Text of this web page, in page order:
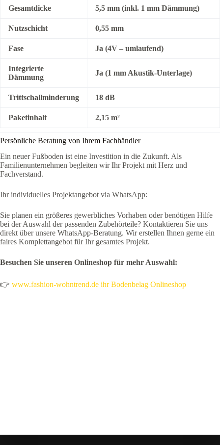
Gesamtdicke 5,5 mm (inkl. 1 mm Dämmung)
Nutzschicht 0,55 mm
Fase Ja (4V – umlaufend)
Integrierte
Dämmung
Ja (1 mm Akustik-Unterlage)
Trittschallminderung 18 dB
Paketinhalt 2,15 m²
Persönliche Beratung von Ihrem Fachhändler
Ein neuer Fußboden ist eine Investition in die Zukunft. Als
Familienunternehmen begleiten wir Ihr Projekt mit Herz und
Fachverstand.
Ihr individuelles Projektangebot via WhatsApp:
Sie planen ein größeres gewerbliches Vorhaben oder benötigen Hilfe
bei der Auswahl der passenden Zubehörteile? Kontaktieren Sie uns
direkt über unsere WhatsApp-Beratung. Wir erstellen Ihnen gerne ein
faires Komplettangebot für Ihr gesamtes Projekt.
Besuchen Sie unseren Onlineshop für mehr Auswahl:
👉 www.fashion-wohntrend.de ihr Bodenbelag Onlineshop